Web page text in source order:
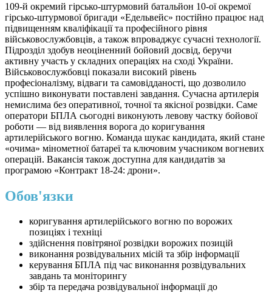
109-й окремий гірсько-штурмовий батальйон 10-ої окремої
гірсько-штурмової бригади «Едельвейс» постійно працює над
підвищенням кваліфікації та професійного рівня
військовослужбовців, а також впроваджує сучасні технології.
Підрозділ здобув неоціненний бойовий досвід, беручи
активну участь у складних операціях на сході України.
Військовослужбовці показали високий рівень
професіоналізму, відваги та самовідданості, що дозволило
успішно виконувати поставлені завдання. Сучасна артилерія
немислима без оперативної, точної та якісної розвідки. Саме
оператори БПЛА сьогодні виконують левову частку бойової
роботи — від виявлення ворога до коригування
артилерійського вогню. Команда шукає кандидата, який стане
«очима» мінометної батареї та ключовим учасником вогневих
операцій. Вакансія також доступна для кандидатів за
програмою «Контракт 18-24: дрони».
Обов'язки
коригування артилерійського вогню по ворожих
позиціях і техніці
здійснення повітряної розвідки ворожих позицій
виконання розвідувальних місій та збір інформації
керування БПЛА під час виконання розвідувальних
завдань та моніторингу
збір та передача розвідувальної інформації до